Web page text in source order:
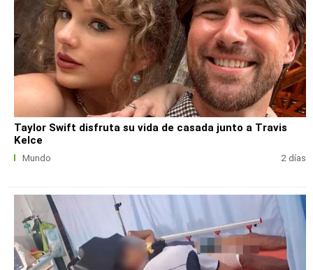
Taylor Swift disfruta su vida de casada junto a Travis
Kelce
Mundo 2 días